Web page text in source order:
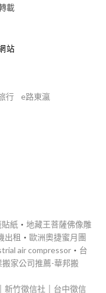
載
站
行
e路東瀛
貼紙 ‧地藏王菩薩佛像雕
出租 ‧歐洲奧捷蜜月團
air compressor ‧ 台
搬家公司推薦-華邦搬
｜新竹徵信社 台中徵信